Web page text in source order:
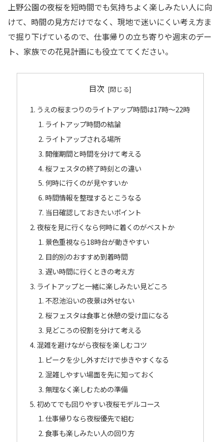
上野公園の夜桜を短時間でも気持ちよく楽しみたい人に向
けて、時間の見方だけでなく、現地で迷いにくい考え方ま
で掘り下げているので、仕事帰りの立ち寄りや週末のデー
ト、家族での花見計画にも役立ててください。
目次
うえの桜まつりのライトアップ時間は17時〜22時
ライトアップ時間の結論
ライトアップされる場所
開催期間と時間を分けて考える
桜フェスタの終了時刻との違い
何時に行くのが見やすいか
時間情報を整理するとこうなる
当日確認しておきたいポイント
夜桜を見に行くなら何時に着くのがベストか
景色重視なら18時台が動きやすい
目的別のおすすめ到着時間
遅い時間に行くときの考え方
ライトアップと一緒に楽しみたい見どころ
不忍池沿いの夜景は外せない
桜フェスタは食事と休憩の受け皿になる
見どころの役割を分けて考える
混雑を避けながら夜桜を楽しむコツ
ピークを少し外すだけで歩きやすくなる
混雑しやすい場面を先に知っておく
無理なく楽しむための準備
初めてでも回りやすい夜桜モデルコース
仕事帰りなら夜桜優先で組む
食事も楽しみたい人の回り方